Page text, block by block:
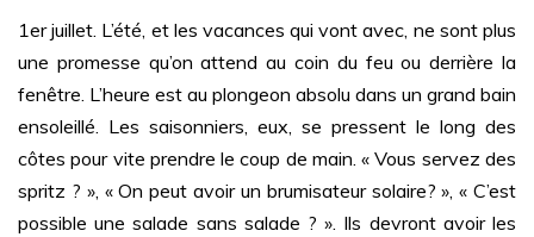
1er juillet. L’été, et les vacances qui vont avec, ne sont plus
une promesse qu’on attend au coin du feu ou derrière la
fenêtre. L’heure est au plongeon absolu dans un grand bain
ensoleillé. Les saisonniers, eux, se pressent le long des
côtes pour vite prendre le coup de main. « Vous servez des
spritz ? », « On peut avoir un brumisateur solaire? », « C’est
possible une salade sans salade ? ». Ils devront avoir les